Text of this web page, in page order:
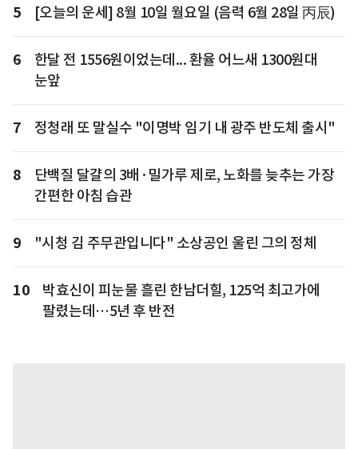
5 [오늘의 운세] 8월 10일 월요일 (음력 6월 28일 丙辰)
6
한달 전 1556원이었는데... 환율 어느새 1300원대
눈앞
7 정청래 또 말실수 "이명박 임기 내 광주 반도체 출시"
8
단백질 달걀의 3배·밀가루 제로, 노화를 늦추는 가장
간편한 아침 습관
9 "시청 김 주무관입니다" 소상공인 울린 그의 정체
10
박효신이 피눈물 흘린 한남더힐, 125억 최고가에
팔렸는데…5년 후 반전